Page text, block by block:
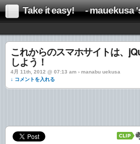
Take it easy! - mauekusa
これからのスマホサイトは、
しよう！
4月 11th, 2012 @ 07:13 am › manabu uekusa
↓ コメントを入れる